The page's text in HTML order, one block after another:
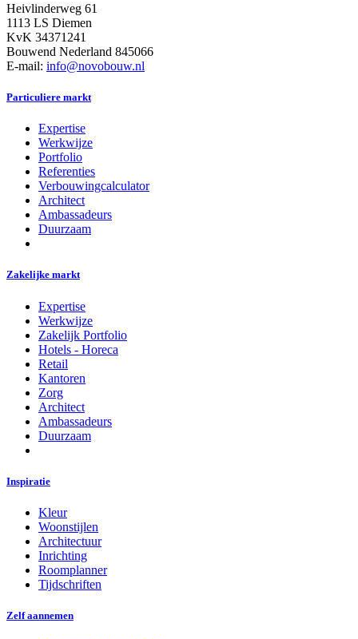
Heivlinderweg 61
1113 LS Diemen
KvK 34371241
Bouwend Nederland 845066
E-mail: info@novobouw.nl
Particuliere markt
Expertise
Werkwijze
Portfolio
Referenties
Verbouwingcalculator
Architect
Ambassadeurs
Duurzaam
Zakelijke markt
Expertise
Werkwijze
Zakelijk Portfolio
Hotels - Horeca
Retail
Kantoren
Zorg
Architect
Ambassadeurs
Duurzaam
Inspiratie
Kleur
Woonstijlen
Architectuur
Inrichting
Roomplanner
Tijdschriften
Zelf aannemen